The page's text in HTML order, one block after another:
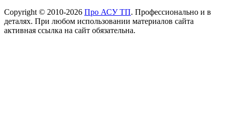
Copyright © 2010-2026 Про АСУ ТП. Профессионально и в
деталях. При любом использовании материалов сайта
активная ссылка на сайт обязательна.